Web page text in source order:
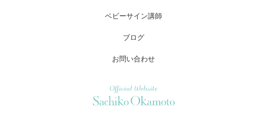
ベビーサイン講師
ブログ
お問い合わせ